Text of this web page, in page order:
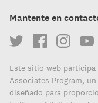
Mantente en
Este sitio web participa
Associates Program,
diseñado para